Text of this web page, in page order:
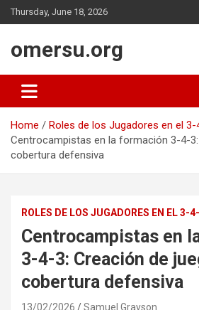
Skip
to
Thursday, June 18, 2026
omersu.org
Home
Roles de los Jugadores en el 3-
Centrocampistas en la formación 3-4-
cobertura defensiva
ROLES DE LOS JUGADORES EN EL 3-
Centrocampistas en
3-4-3: Creación de
cobertura defensiva
13/02/2026 Samuel Grayson